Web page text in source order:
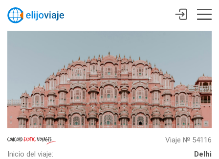
Viaje № 54116
Inicio del viaje:
Delhi